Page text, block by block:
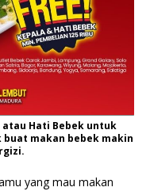
atau Hati Bebek untuk
buat makan bebek makin
yang mau makan